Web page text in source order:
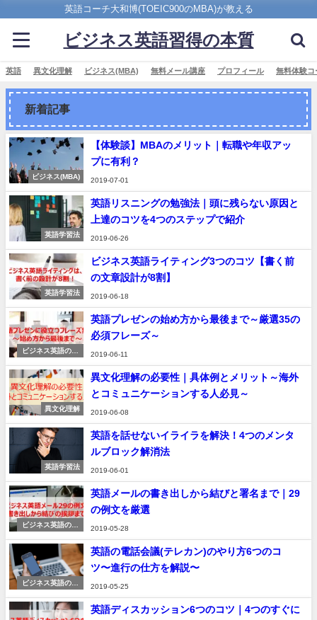
英語コーチ大和博(TOEIC900のMBA)が教える
ビジネス英語習得の本質
英語 異文化理解 ビジネス(MBA) 無料メール講座 プロフィール 無料体験コ
新着記事
ビジネス(MBA)
【体験談】MBAのメリット｜転職や年収アッ
プに有利？
2019-07-01
英語学習法
英語リスニングの勉強法｜頭に残らない原因と
上達のコツを4つのステップで紹介
2019-06-26
英語学習法
ビジネス英語ライティング3つのコツ【書く前
の文章設計が8割】
2019-06-18
ビジネス英語のコ
英語プレゼンの始め方から最後まで～厳選35の
必須フレーズ～
2019-06-11
異文化理解
異文化理解の必要性｜具体例とメリット～海外
とコミュニケーションする人必見～
2019-06-08
英語学習法
英語を話せないイライラを解決！4つのメンタ
ルブロック解消法
2019-06-01
ビジネス英語のコ
英語メールの書き出しから結びと署名まで｜29
の例文を厳選
2019-05-28
ビジネス英語のコ
英語の電話会議(テレカン)のやり方6つのコ
ツ〜進行の仕方を解説〜
2019-05-25
英語ディスカッション6つのコツ｜4つのすぐに